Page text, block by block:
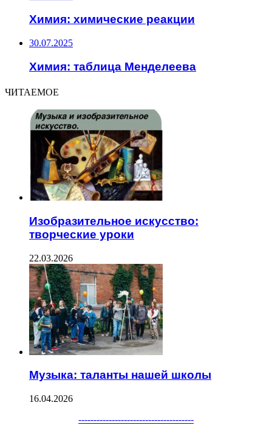
Химия: химические реакции
30.07.2025
Химия: таблица Менделеева
ЧИТАЕМОЕ
Изобразительное искусство:
творческие уроки
22.03.2026
Музыка: таланты нашей школы
16.04.2026
--------------------------------------